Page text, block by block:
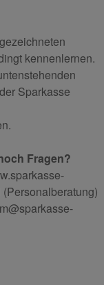
kennenlernen.
Sparkasse
Fragen?